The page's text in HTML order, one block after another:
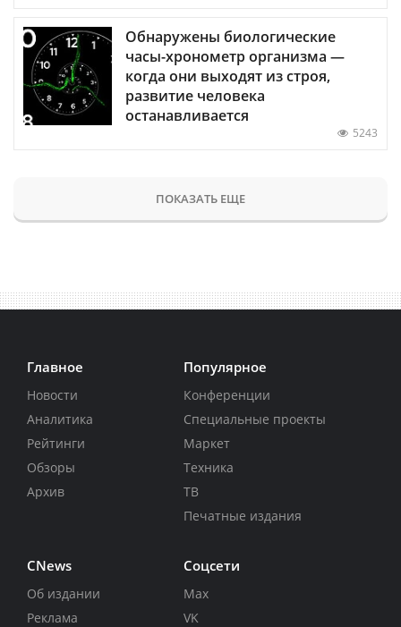
Обнаружены биологические
часы-хронометр организма —
когда они выходят из строя,
развитие человека
останавливается
5243
ПОКАЗАТЬ ЕЩЕ
Главное
Новости
Аналитика
Рейтинги
Обзоры
Архив
Популярное
Конференции
Специальные проекты
Маркет
Техника
ТВ
Печатные издания
CNews
Об издании
Реклама
Соцсети
Max
VK